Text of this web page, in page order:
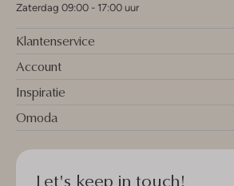
Zaterdag 09:00 - 17:00 uur
Klantenservice
Account
Inspiratie
Omoda
Let's keep in touch!